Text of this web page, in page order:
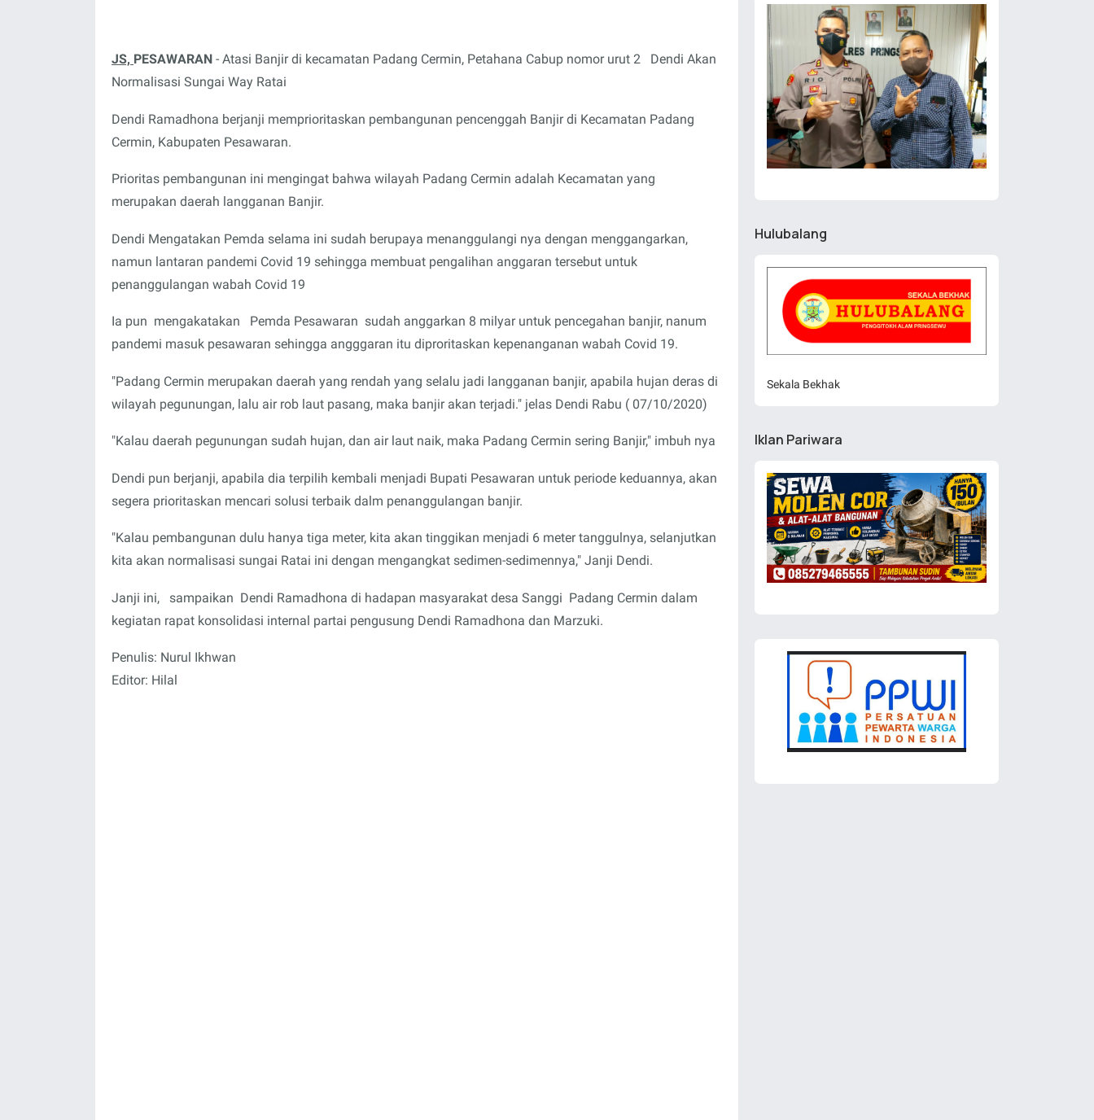
JS, PESAWARAN - Atasi Banjir di kecamatan Padang Cermin, Petahana Cabup nomor urut 2 Dendi Akan
Normalisasi Sungai Way Ratai
Dendi Ramadhona berjanji memprioritaskan pembangunan pencenggah Banjir di Kecamatan Padang
Cermin, Kabupaten Pesawaran.
Prioritas pembangunan ini mengingat bahwa wilayah Padang Cermin adalah Kecamatan yang
merupakan daerah langganan Banjir.
Dendi Mengatakan Pemda selama ini sudah berupaya menanggulangi nya dengan menggangarkan,
namun lantaran pandemi Covid 19 sehingga membuat pengalihan anggaran tersebut untuk
penanggulangan wabah Covid 19
Ia pun mengakatakan Pemda Pesawaran sudah anggarkan 8 milyar untuk pencegahan banjir, nanum
pandemi masuk pesawaran sehingga angggaran itu diproritaskan kepenanganan wabah Covid 19.
"Padang Cermin merupakan daerah yang rendah yang selalu jadi langganan banjir, apabila hujan deras di
wilayah pegunungan, lalu air rob laut pasang, maka banjir akan terjadi." jelas Dendi Rabu ( 07/10/2020)
"Kalau daerah pegunungan sudah hujan, dan air laut naik, maka Padang Cermin sering Banjir," imbuh nya
Dendi pun berjanji, apabila dia terpilih kembali menjadi Bupati Pesawaran untuk periode keduannya, akan
segera prioritaskan mencari solusi terbaik dalm penanggulangan banjir.
"Kalau pembangunan dulu hanya tiga meter, kita akan tinggikan menjadi 6 meter tanggulnya, selanjutkan
kita akan normalisasi sungai Ratai ini dengan mengangkat sedimen-sedimennya," Janji Dendi.
Janji ini, sampaikan Dendi Ramadhona di hadapan masyarakat desa Sanggi Padang Cermin dalam
kegiatan rapat konsolidasi internal partai pengusung Dendi Ramadhona dan Marzuki.
Penulis: Nurul Ikhwan
Editor: Hilal
Hulubalang
Sekala Bekhak
Iklan Pariwara